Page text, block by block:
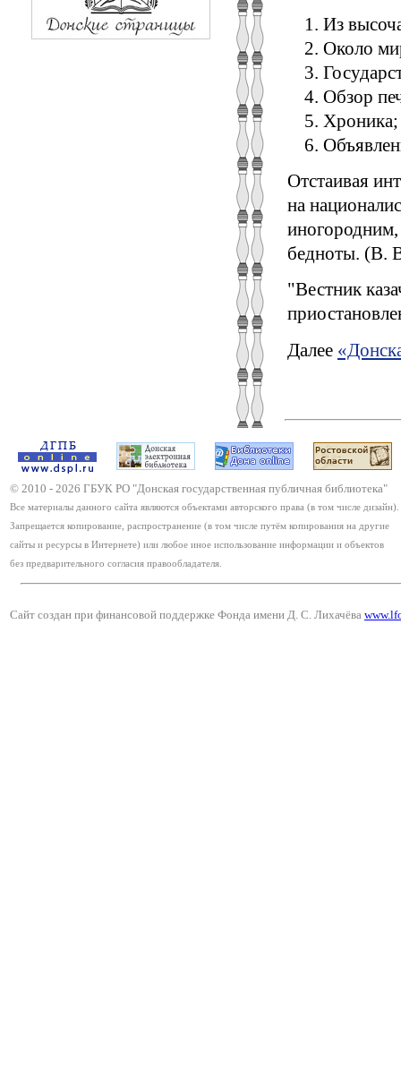
Из
Около
Обзор
Хроника;
Отстаивая
на
иногородним,
бедноты. (В.
"Вестник
Далее
© 2010 - 2026 ГБУК РО "Донская государственная публичная библиотека"
Все материалы данного сайта являются объектами авторского права (в том числе дизайн).
Запрещается копирование, распространение (в том числе путём копирования на другие
сайты и ресурсы в Интернете) или любое иное использование информации и объектов
без предварительного согласия правообладателя.
Сайт создан при финансовой поддержке Фонда имени Д. С. Лихачёва